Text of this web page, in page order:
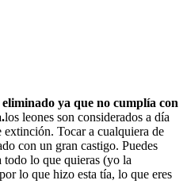
ya que no cumplía con
los leones son considerados a día
Tocar a cualquiera de
con un gran castigo. Puedes
todo lo que quieras (yo la
lo que hizo esta tía, lo que eres